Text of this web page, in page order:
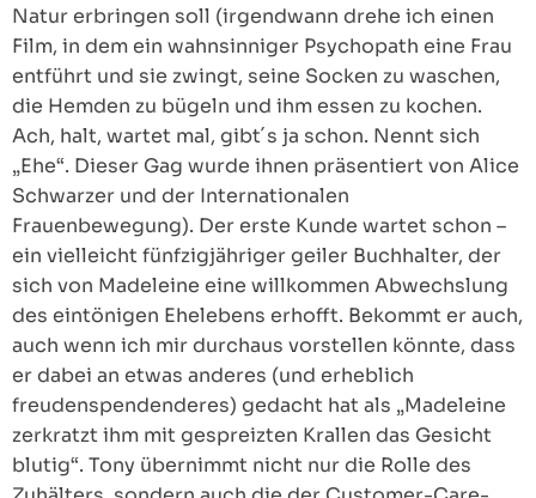
Natur erbringen soll (irgendwann drehe ich einen
Film, in dem ein wahnsinniger Psychopath eine Frau
entführt und sie zwingt, seine Socken zu waschen,
die Hemden zu bügeln und ihm essen zu kochen.
Ach, halt, wartet mal, gibt´s ja schon. Nennt sich
„Ehe“. Dieser Gag wurde ihnen präsentiert von Alice
Schwarzer und der Internationalen
Frauenbewegung). Der erste Kunde wartet schon –
ein vielleicht fünfzigjähriger geiler Buchhalter, der
sich von Madeleine eine willkommen Abwechslung
des eintönigen Ehelebens erhofft. Bekommt er auch,
auch wenn ich mir durchaus vorstellen könnte, dass
er dabei an etwas anderes (und erheblich
freudenspendenderes) gedacht hat als „Madeleine
zerkratzt ihm mit gespreizten Krallen das Gesicht
blutig“. Tony übernimmt nicht nur die Rolle des